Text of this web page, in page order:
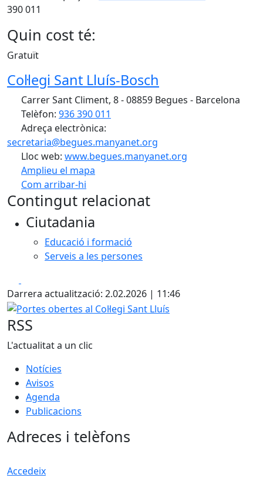
390 011
Quin cost té:
Gratuït
Col·legi Sant Lluís-Bosch
Carrer Sant Climent, 8 - 08859 Begues - Barcelona
Telèfon: 936 390 011
Adreça electrònica:
secretaria@begues.manyanet.org
Lloc web: www.begues.manyanet.org
Amplieu el mapa
Com arribar-hi
+
−
Contingut relacionat
Ciutadania
Educació i formació
Serveis a les persones
Darrera actualització: 2.02.2026 | 11:46
Portes obertes al Col·legi Sant Lluís
RSS
L'actualitat a un clic
Notícies
Avisos
Agenda
Publicacions
Adreces i telèfons
Accedeix